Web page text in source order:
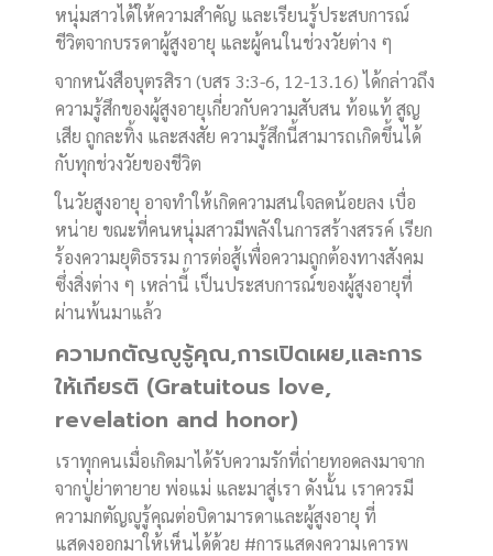
หนุ่มสาวได้ให้ความสำคัญ และเรียนรู้ประสบการณ์
ชีวิตจากบรรดาผู้สูงอายุ และผู้คนในช่วงวัยต่าง ๆ
จากหนังสือบุตรสิรา (บสร 3:3-6, 12-13.16) ได้กล่าวถึง
ความรู้สึกของผู้สูงอายุเกี่ยวกับความสับสน ท้อแท้ สูญ
เสีย ถูกละทิ้ง และสงสัย ความรู้สึกนี้สามารถเกิดขึ้นได้
กับทุกช่วงวัยของชีวิต
ในวัยสูงอายุ อาจทำให้เกิดความสนใจลดน้อยลง เบื่อ
หน่าย ขณะที่คนหนุ่มสาวมีพลังในการสร้างสรรค์ เรียก
ร้องความยุติธรรม การต่อสู้เพื่อความถูกต้องทางสังคม
ซึ่งสิ่งต่าง ๆ เหล่านี้ เป็นประสบการณ์ของผู้สูงอายุที่
ผ่านพ้นมาแล้ว
ความกตัญญูรู้คุณ,การเปิดเผย,และการ
ให้เกียรติ (Gratuitous love,
revelation and honor)
เราทุกคนเมื่อเกิดมาได้รับความรักที่ถ่ายทอดลงมาจาก
จากปู่ย่าตายาย พ่อแม่ และมาสู่เรา ดังนั้น เราควรมี
ความกตัญญูรู้คุณต่อบิดามารดาและผู้สูงอายุ ที่
แสดงออกมาให้เห็นได้ด้วย #การแสดงความเคารพ